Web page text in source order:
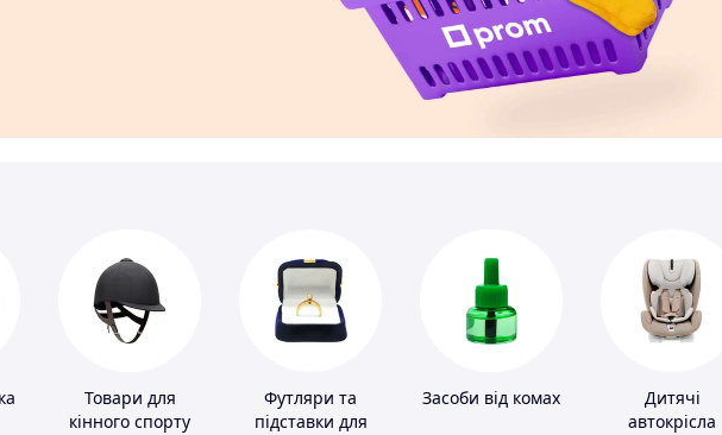
Товари для
кінного спорту
Футляри та
підставки для
Засоби від комах
Дитячі
автокрісла